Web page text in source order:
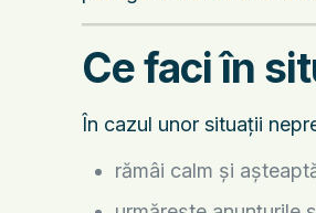
Ce faci în
În cazul unor situații
rămâi calm și